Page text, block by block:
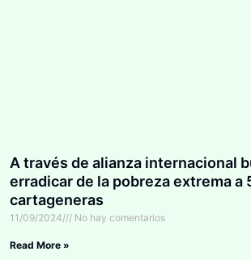
A través de alianza internacional
erradicar de la pobreza extrema a
cartageneras
11/09/2024 No hay comentarios
Read More »